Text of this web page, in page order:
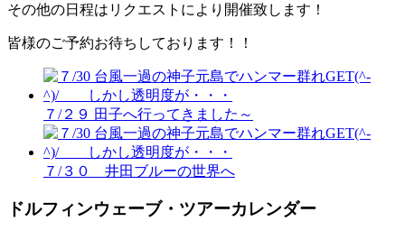
その他の日程はリクエストにより開催致します！
皆様のご予約お待ちしております！！
７/２９ 田子へ行ってきました～
７/３０ 井田ブルーの世界へ
ドルフィンウェーブ・ツアーカレンダー